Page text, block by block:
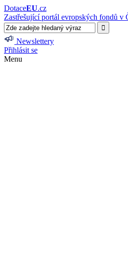
DotaceEU.cz
Zastřešující portál evropských fondů v
Newslettery
Přihlásit se
Menu